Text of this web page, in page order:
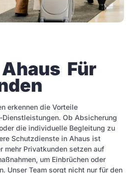
Für
erkennen die Vorteile
Ob Absicherung
die individuelle Begleitung zu
Schutzdienste in Ahaus ist
mehr Privatkunden setzen auf
um Einbrüchen oder
Unser Team sorgt nicht nur für den